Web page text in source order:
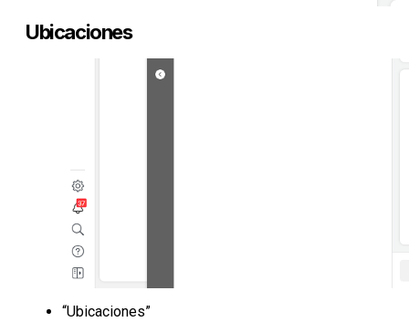
Ubicaciones
“Ubicaciones”